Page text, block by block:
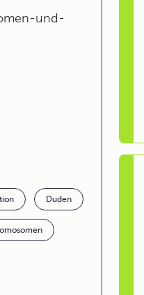
und-
Duden